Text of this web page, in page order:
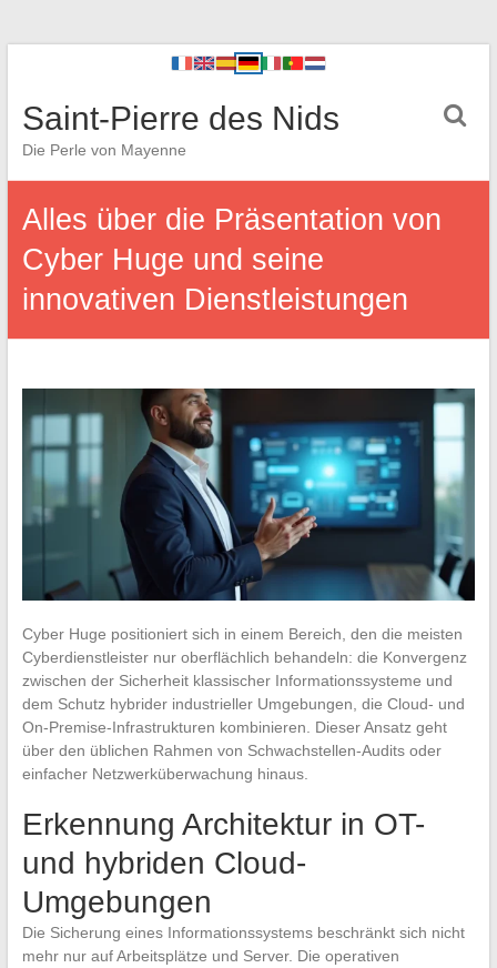
Saint-Pierre des Nids
Die Perle von Mayenne
Alles über die Präsentation von
Cyber Huge und seine
innovativen Dienstleistungen
Cyber Huge positioniert sich in einem Bereich, den die meisten
Cyberdienstleister nur oberflächlich behandeln: die Konvergenz
zwischen der Sicherheit klassischer Informationssysteme und
dem Schutz hybrider industrieller Umgebungen, die Cloud- und
On-Premise-Infrastrukturen kombinieren. Dieser Ansatz geht
über den üblichen Rahmen von Schwachstellen-Audits oder
einfacher Netzwerküberwachung hinaus.
Erkennung Architektur in OT-
und hybriden Cloud-
Umgebungen
Die Sicherung eines Informationssystems beschränkt sich nicht
mehr nur auf Arbeitsplätze und Server. Die operativen